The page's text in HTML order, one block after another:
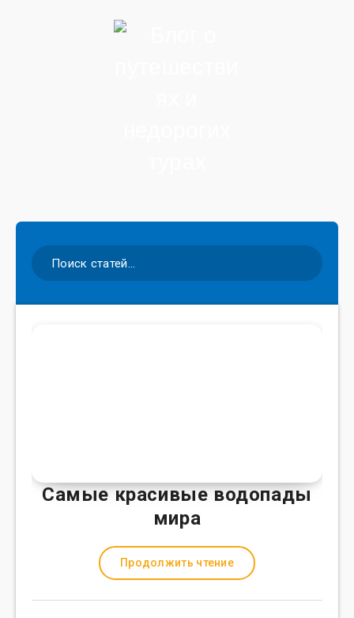
Самые красивые водопады
мира
Продолжить чтение